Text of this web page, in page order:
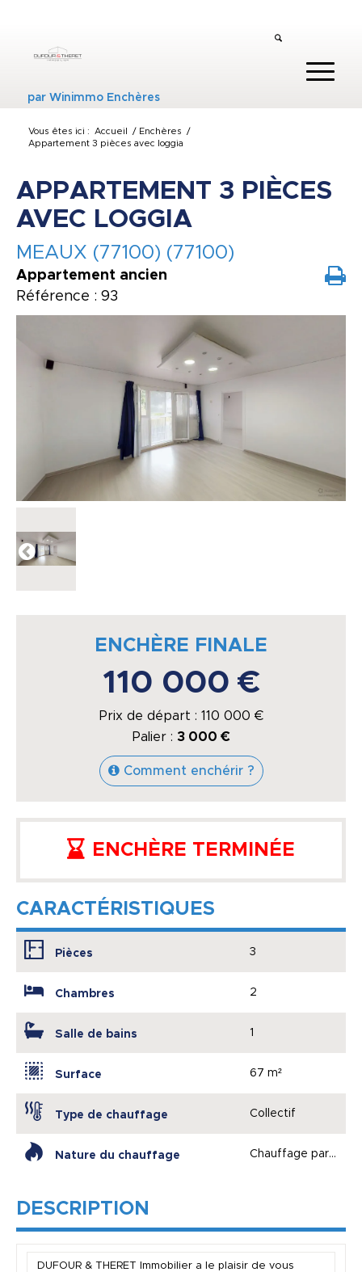
parWinimmo Enchères
Vous êtes ici : Accueil / Enchères
/
Appartement 3 pièces avec loggia
APPARTEMENT 3 PIÈCES
AVEC LOGGIA
MEAUX (77100) (77100)
Appartement ancien
Référence : 93
ENCHÈRE FINALE
110 000 €
Prix de départ : 110 000 €
Palier : 3 000 €
Comment enchérir ?
ENCHÈRE TERMINÉE
CARACTÉRISTIQUES
Pièces 3
Chambres 2
Salle de bains 1
Surface 67 m²
Type de chauffage Collectif
Nature du chauffage Chauffage par
DESCRIPTION
DUFOUR & THERET Immobilier a le plaisir de vous